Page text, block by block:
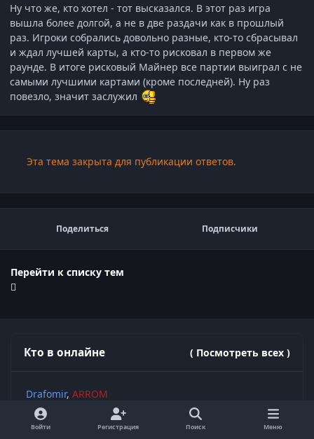
Ну что же, кто хотел - тот высказался. В этот раз игра
вышла более долгой, а не в две раздачи как в прошлый
раз. Игроки собрались довольно разные, кто-то сбрасывал
и ждал лучшей карты, а кто-то рисковал в первом же
раунде. В итоге рисковый Майнер все партии выиграл с не
самыми лучшими картами (кроме последней). Ну раз
повезло, значит заслужил
Эта тема закрыта для публикации ответов.
Поделиться Подписчики
Перейти к списку тем
Кто в онлайне ( Посмотреть всех )
Drafomir ARROM
Войти Регистрация Поиск Меню